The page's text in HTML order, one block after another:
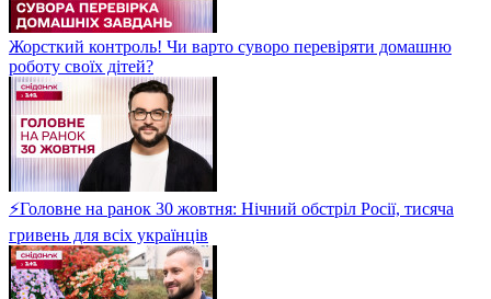
Жорсткий контроль! Чи варто суворо перевіряти домашню
роботу своїх дітей?
⚡Головне на ранок 30 жовтня: Нічний обстріл Росії, тисяча
гривень для всіх українців